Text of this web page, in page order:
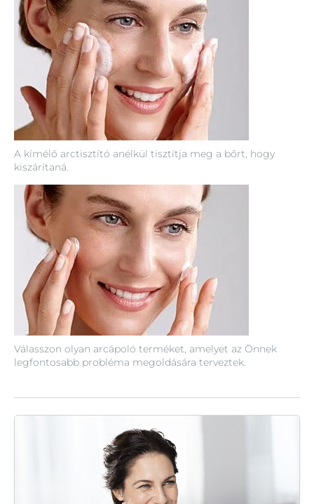
A kímélő arctisztító anélkül tisztítja meg a bőrt, hogy
kiszárítaná.
Válasszon olyan arcápoló terméket, amelyet az Önnek
legfontosabb probléma megoldására terveztek.